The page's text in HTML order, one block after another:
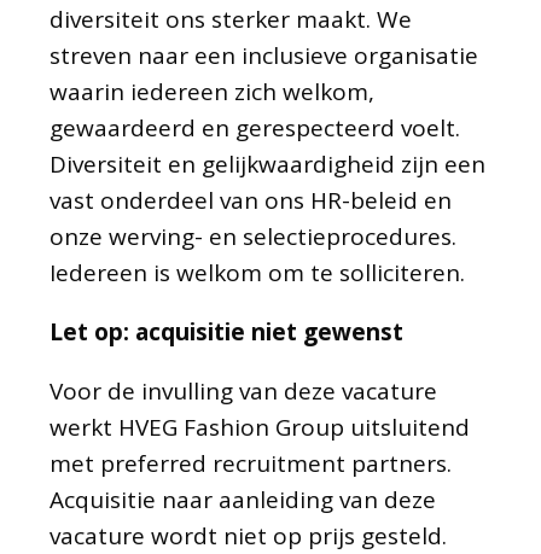
diversiteit ons sterker maakt. We
streven naar een inclusieve organisatie
waarin iedereen zich welkom,
gewaardeerd en gerespecteerd voelt.
Diversiteit en gelijkwaardigheid zijn een
vast onderdeel van ons HR-beleid en
onze werving- en selectieprocedures.
Iedereen is welkom om te solliciteren.
Let op: acquisitie niet gewenst
Voor de invulling van deze vacature
werkt HVEG Fashion Group uitsluitend
met preferred recruitment partners.
Acquisitie naar aanleiding van deze
vacature wordt niet op prijs gesteld.